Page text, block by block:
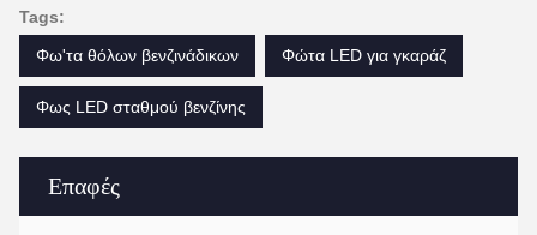
Επαφές
Tags:
Φω'τα θόλων βενζινάδικων
Φώτα LED για γκαράζ
Φως LED σταθμού βενζίνης